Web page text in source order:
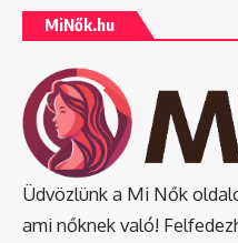
MiNők.hu
Üdvözlünk a Mi Nők
ami nőknek való!